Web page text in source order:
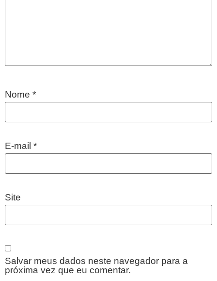
Nome *
E-mail *
Site
Salvar meus dados neste navegador para a
próxima vez que eu comentar.